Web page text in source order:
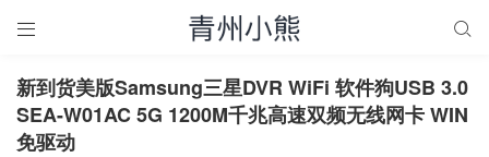
 
新到货美版Samsung三星DVR WiFi 软件狗USB 3.0
SEA-W01AC 5G 1200M千兆高速双频无线网卡 WIN
免驱动